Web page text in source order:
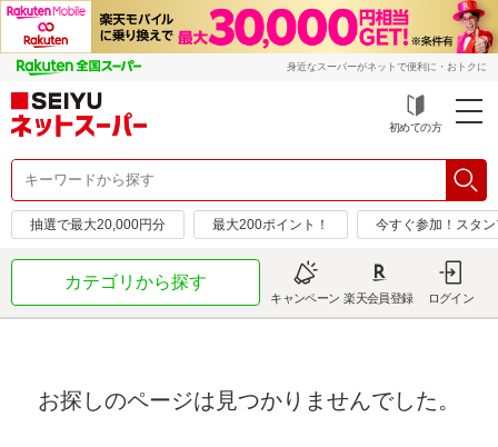
身近なスーパーがネットで便利に・おトクに
初めての方
抽選で最大20,000円分 最大200ポイント！ 今すぐ参加！スタ
カテゴリから探す
キャンペーン 楽天会員登録 ログイン
お探しのページは見つかりませんでした。